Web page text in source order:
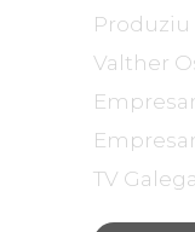
Produziu
Valther
TV